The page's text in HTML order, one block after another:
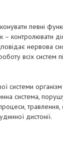
певні
нервова
всіх систем
системи
система,
травлення,
дистонії.